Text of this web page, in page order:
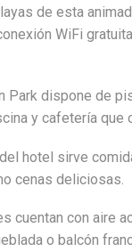
de esta
WiFi
Park dispone de
y cafetería
hotel sirve
cenas deliciosas.
cuentan con aire
o balcón